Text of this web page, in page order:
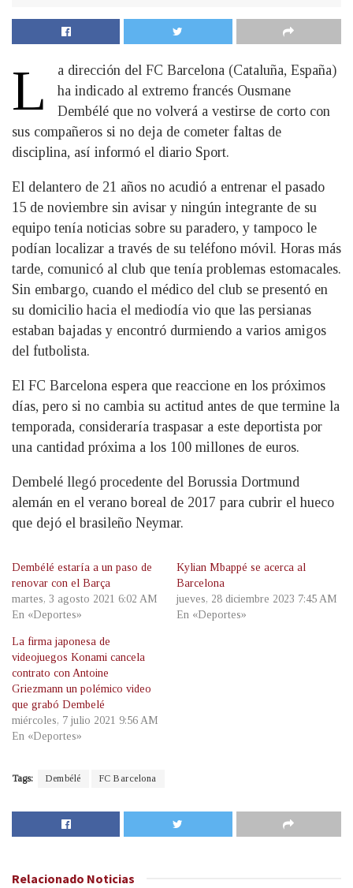
L
a dirección del FC Barcelona (Cataluña, España)
ha indicado al extremo francés Ousmane
Dembélé que no volverá a vestirse de corto con
sus compañeros si no deja de cometer faltas de
disciplina, así informó el diario Sport.
El delantero de 21 años no acudió a entrenar el pasado
15 de noviembre sin avisar y ningún integrante de su
equipo tenía noticias sobre su paradero, y tampoco le
podían localizar a través de su teléfono móvil. Horas más
tarde, comunicó al club que tenía problemas estomacales.
Sin embargo, cuando el médico del club se presentó en
su domicilio hacia el mediodía vio que las persianas
estaban bajadas y encontró durmiendo a varios amigos
del futbolista.
El FC Barcelona espera que reaccione en los próximos
días, pero si no cambia su actitud antes de que termine la
temporada, consideraría traspasar a este deportista por
una cantidad próxima a los 100 millones de euros.
Dembelé llegó procedente del Borussia Dortmund
alemán en el verano boreal de 2017 para cubrir el hueco
que dejó el brasileño Neymar.
Dembélé estaría a un paso de
renovar con el Barça
martes, 3 agosto 2021 6:02 AM
En «Deportes»
Kylian Mbappé se acerca al
Barcelona
jueves, 28 diciembre 2023 7:45 AM
En «Deportes»
La firma japonesa de
videojuegos Konami cancela
contrato con Antoine
Griezmann un polémico video
que grabó Dembelé
miércoles, 7 julio 2021 9:56 AM
En «Deportes»
Tags: Dembélé FC Barcelona
Relacionado Noticias